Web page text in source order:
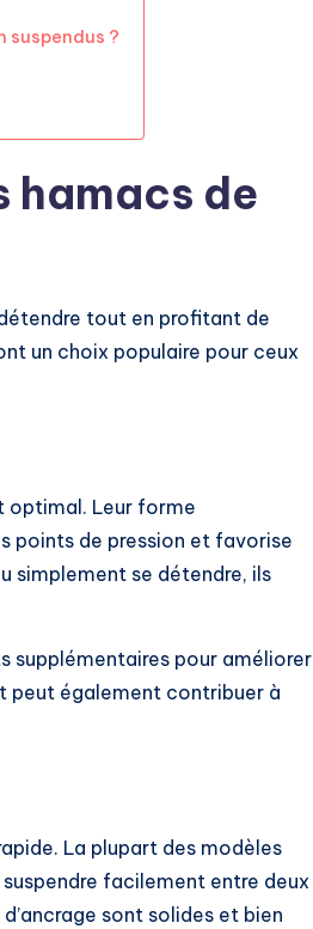
suspendus ?
hamacs de
tout en profitant de
un choix populaire pour ceux
optimal. Leur forme
points de pression et favorise
simplement se détendre, ils
supplémentaires pour améliorer
peut également contribuer à
La plupart des modèles
facilement entre deux
sont solides et bien